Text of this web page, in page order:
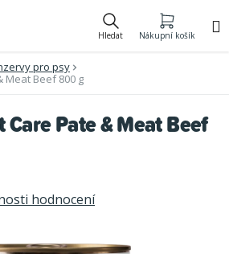
Hledat Nákupní košík
pro psy
Meat Beef 800 g
Pate & Meat Beef
hodnocení